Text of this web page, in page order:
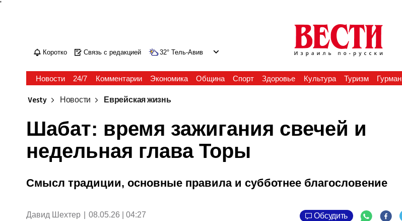
'
Коротко Связь с редакцией 32° Тель-Авив
Новости 24/7 Комментарии Экономика Община Спорт Здоровье Культура Туризм Гурман
Vesty Новости Еврейская жизнь
Шабат: время зажигания свечей и
недельная глава Торы
Смысл традиции, основные правила и субботнее благословение
Давид Шехтер 08.05.26 | 04:27 Обсудить